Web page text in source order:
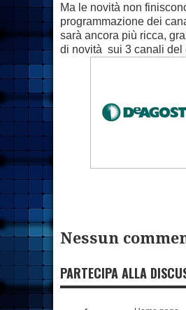
Ma le novità non
programmazione dei
sarà ancora più ricca,
di novità sui 3 canali del
Nessun
PARTECIPA ALLA